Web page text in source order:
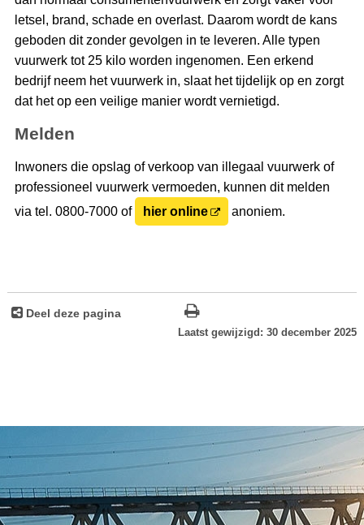
letsel, brand, schade en overlast. Daarom wordt de kans
geboden dit zonder gevolgen in te leveren. Alle typen
vuurwerk tot 25 kilo worden ingenomen. Een erkend
bedrijf neem het vuurwerk in, slaat het tijdelijk op en zorgt
dat het op een veilige manier wordt vernietigd.
Melden
Inwoners die opslag of verkoop van illegaal vuurwerk of
professioneel vuurwerk vermoeden, kunnen dit melden
via tel. 0800-7000 of
hier online anoniem.
Deel deze pagina
Laatst gewijzigd: 30 december 2025